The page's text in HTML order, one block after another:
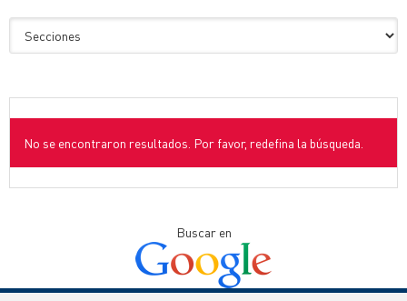
No se encontraron resultados. Por favor, redefina la búsqueda.
Buscar en